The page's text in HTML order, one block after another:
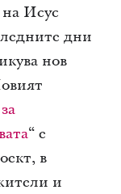
Исус
дни
нов
“ е
в
и